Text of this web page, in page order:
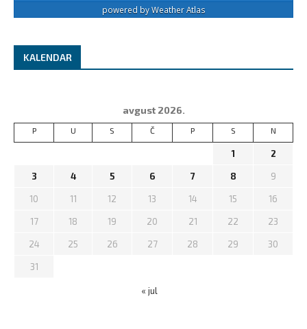
powered byWeather Atlas
KALENDAR
avgust 2026.
P U S Č P S N
1 2
3 4 5 6 7 8 9
10 11 12 13 14 15 16
17 18 19 20 21 22 23
24 25 26 27 28 29 30
31
« jul